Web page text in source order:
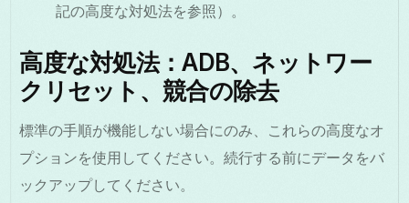
記の高度な対処法を参照）。
高度な対処法：ADB、ネットワー
クリセット、競合の除去
標準の手順が機能しない場合にのみ、これらの高度なオ
プションを使用してください。続行する前にデータをバ
ックアップしてください。